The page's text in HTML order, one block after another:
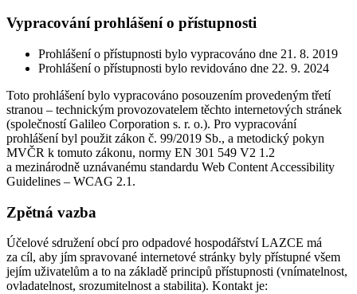
Vypracování prohlášení o přístupnosti
Prohlášení o přístupnosti bylo vypracováno dne 21. 8. 2019
Prohlášení o přístupnosti bylo revidováno dne 22. 9. 2024
Toto prohlášení bylo vypracováno posouzením provedeným třetí
stranou – technickým provozovatelem těchto internetových stránek
(společností Galileo Corporation s. r. o.). Pro vypracování
prohlášení byl použit zákon č. 99/2019 Sb., a metodický pokyn
MVČR k tomuto zákonu, normy EN 301 549 V2 1.2
a mezinárodně uznávanému standardu Web Content Accessibility
Guidelines – WCAG 2.1.
Zpětná vazba
Účelové sdružení obcí pro odpadové hospodářství LAZCE má
za cíl, aby jím spravované internetové stránky byly přístupné všem
jejím uživatelům a to na základě principů přístupnosti (vnímatelnost,
ovladatelnost, srozumitelnost a stabilita). Kontakt je: